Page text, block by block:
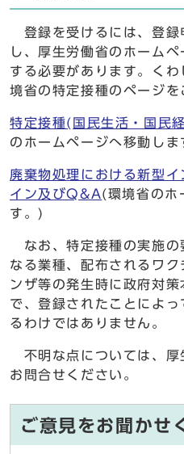
登録を受けるには、登録
し、厚生労働省のホーム
する必要があります。く
境省の特定接種のページを
特定接種(国民生活・国民
のホームページへ移動しま
廃棄物処理における新型
イン及びQ&A(環境省のホ
す。)
なお、特定接種の実施の
なる業種、配布されるワ
ンザ等の発生時に政府対
で、登録されたことによ
るわけではありません。
不明な点については、厚
お問合せください。
ご意見をお聞かせ